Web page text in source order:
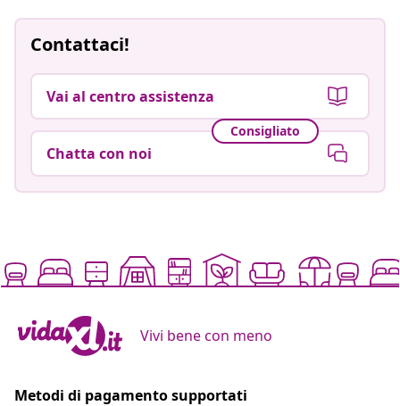
Contattaci!
Vai al centro assistenza
Consigliato
Chatta con noi
Vivi bene con meno
Metodi di pagamento supportati